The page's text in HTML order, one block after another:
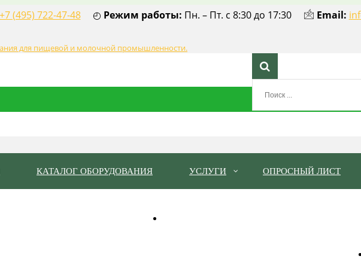
+7 (495) 722-47-48◴ Режим работы: Пн. – Пт. с 8:30 до 17:30 🖄 Email:
КАТАЛОГ ОБОРУДОВАНИЯ УСЛУГИ ОПРОСНЫЙ ЛИСТ
ПРОИЗВОДИТЕЛЬ ОБОРУДОВАНИЯ